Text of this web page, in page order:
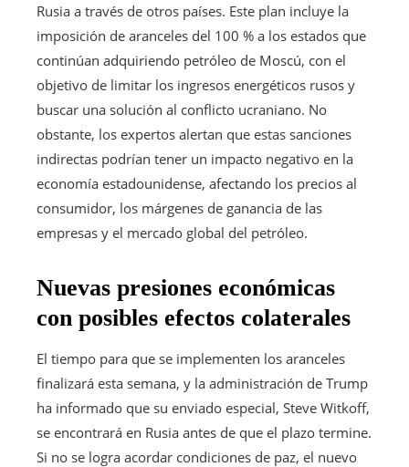
Rusia a través de otros países. Este plan incluye la
imposición de aranceles del 100 % a los estados que
continúan adquiriendo petróleo de Moscú, con el
objetivo de limitar los ingresos energéticos rusos y
buscar una solución al conflicto ucraniano. No
obstante, los expertos alertan que estas sanciones
indirectas podrían tener un impacto negativo en la
economía estadounidense, afectando los precios al
consumidor, los márgenes de ganancia de las
empresas y el mercado global del petróleo.
Nuevas presiones económicas
con posibles efectos colaterales
El tiempo para que se implementen los aranceles
finalizará esta semana, y la administración de Trump
ha informado que su enviado especial, Steve Witkoff,
se encontrará en Rusia antes de que el plazo termine.
Si no se logra acordar condiciones de paz, el nuevo